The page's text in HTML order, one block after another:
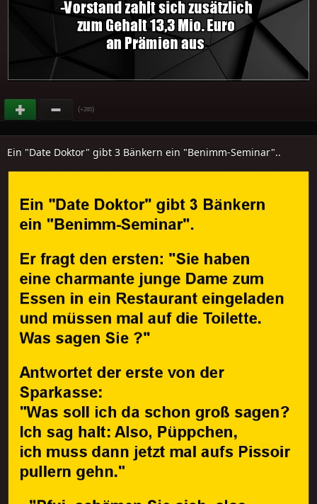
(+285)
Ein "Date Doktor" gibt 3 Bänkern ein "Benimm-Seminar"..